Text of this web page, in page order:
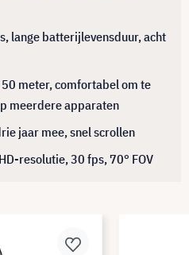
lange batterijlevensduur, acht
meter, comfortabel om te
meerdere apparaten
jaar mee, snel scrollen
resolutie, 30 fps, 70° FOV